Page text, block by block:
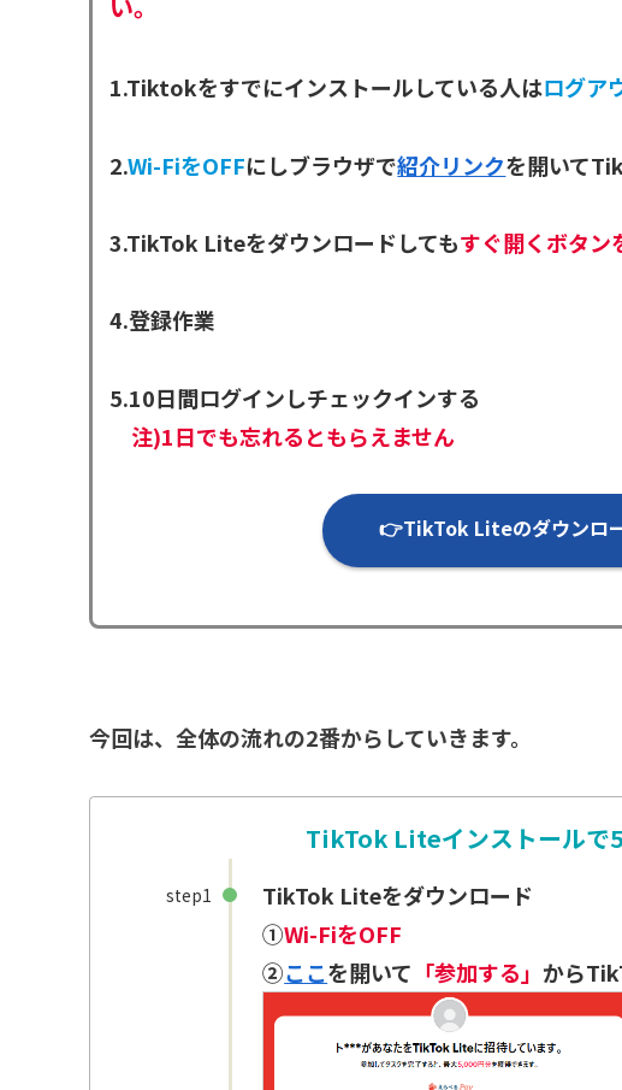
1.Tiktokをすでにインストールしている人はログア
2.Wi-FiをOFFにしブラウザで紹介リンクを開いて
3.TikTok Liteをダウンロードしてもすぐ開くボタン
4.登録作業
5.10日間ログインしチェックインする
注)1日でも忘れるともらえません
👉TikTok Liteのダウンロ
今回は、全体の流れの2番からしていきます。
TikTok Liteインストールで
step1 TikTok Liteをダウンロード
①Wi-FiをOFF
②ここを開いて 「参加する」 から